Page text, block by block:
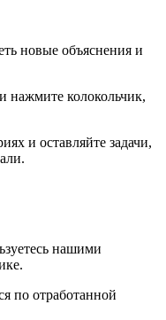
новые объяснения и
нажмите колокольчик,
и оставляйте задачи,
нашими
по отработанной